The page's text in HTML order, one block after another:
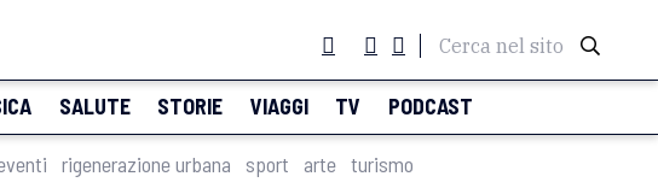
Cerca nel sito
SALUTE STORIE VIAGGI TV PODCAST
rigenerazione urbana sport arte turismo